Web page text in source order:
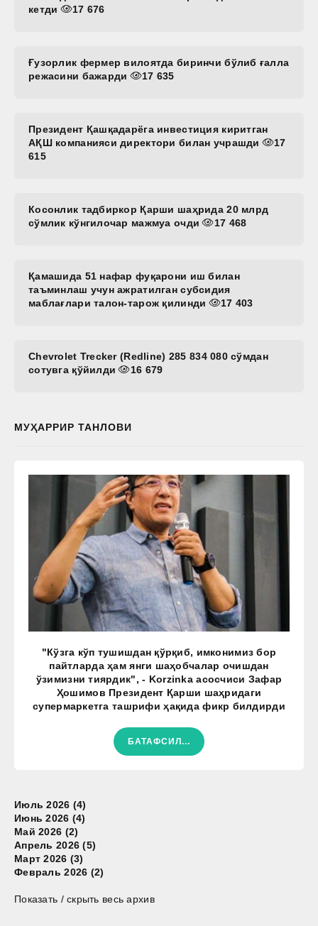
кетди
17 676
Ғузорлик фермер вилоятда биринчи бўлиб ғалла
режасини бажарди
17 635
Президент Қашқадарёга инвестиция киритган
АҚШ компанияси директори билан учрашди
17
615
Косонлик тадбиркор Қарши шаҳрида 20 млрд
сўмлик кўнгилочар мажмуа очди
17 468
Қамашида 51 нафар фуқарони иш билан
таъминлаш учун ажратилган субсидия
маблағлари талон-тарож қилинди
17 403
Chevrolet Trecker (Redline) 285 834 080 сўмдан
сотувга қўйилди
16 679
МУҲАРРИР ТАНЛОВИ
"Кўзга кўп тушишдан қўрқиб, имконимиз бор
пайтларда ҳам янги шаҳобчалар очишдан
ўзимизни тиярдик", - Korzinka асосчиси Зафар
Ҳошимов Президент Қарши шаҳридаги
супермаркетга ташрифи ҳақида фикр билдирди
БАТАФСИЛ...
Июль 2026 (4)
Июнь 2026 (4)
Май 2026 (2)
Апрель 2026 (5)
Март 2026 (3)
Февраль 2026 (2)
Показать / скрыть весь архив